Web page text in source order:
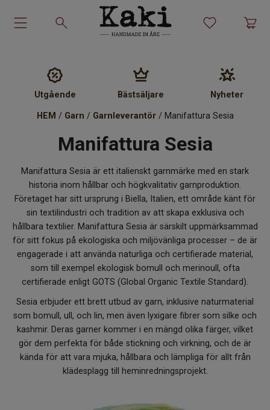
Garn
Stickmönster
Tillbehör
Ullprodukter
Presenter
Kakiskolan
Om Kaki
Utgående Bästsäljare Nyheter
HEM / Garn / Garnleverantör/ Manifattura Sesia
Manifattura Sesia
Manifattura Sesia är ett italienskt garnmärke med en stark
historia inom hållbar och högkvalitativ garnproduktion.
Företaget har sitt ursprung i Biella, Italien, ett område känt för
sin textilindustri och tradition av att skapa exklusiva och
hållbara textilier. Manifattura Sesia är särskilt uppmärksammad
för sitt fokus på ekologiska och miljövänliga processer – de är
engagerade i att använda naturliga och certifierade material,
som till exempel ekologisk bomull och merinoull, ofta
certifierade enligt GOTS (Global Organic Textile Standard).
Sesia erbjuder ett brett utbud av garn, inklusive naturmaterial
som bomull, ull, och lin, men även lyxigare fibrer som silke och
kashmir. Deras garner kommer i en mängd olika färger, vilket
gör dem perfekta för både stickning och virkning, och de är
kända för att vara mjuka, hållbara och lämpliga för allt från
klädesplagg till heminredningsprojekt.